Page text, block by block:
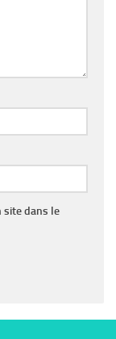
site dans le